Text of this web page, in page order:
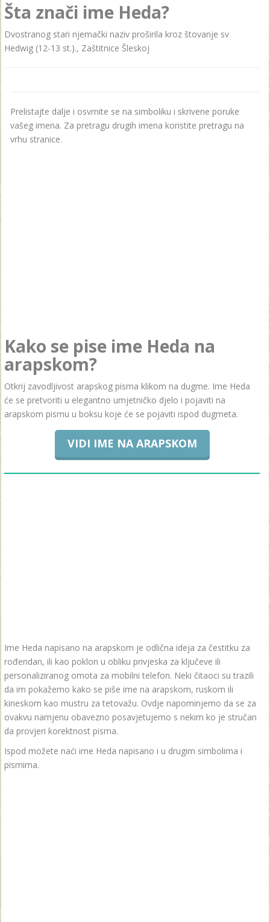
Šta znači ime Heda?
Dvostranog stari njemački naziv proširila kroz štovanje sv
Hedwig (12-13 st.)., Zaštitnice Šleskoj
Prelistajte dalje i osvrnite se na simboliku i skrivene poruke
vašeg imena. Za pretragu drugih imena koristite pretragu na
vrhu stranice.
Kako se pise ime Heda na
arapskom?
Otkrij zavodljivost arapskog pisma klikom na dugme. Ime Heda
će se pretvoriti u elegantno umjetničko djelo i pojaviti na
arapskom pismu u boksu koje će se pojaviti ispod dugmeta.
VIDI IME NA ARAPSKOM
Ime Heda napisano na arapskom je odlična ideja za čestitku za
rođendan, ili kao poklon u obliku privjeska za ključeve ili
personaliziranog omota za mobilni telefon. Neki čitaoci su trazili
da im pokažemo kako se piše ime na arapskom, ruskom ili
kineskom kao mustru za tetovažu. Ovdje napominjemo da se za
ovakvu namjenu obavezno posavjetujemo s nekim ko je stručan
da provjeri korektnost pisma.
Ispod možete naći ime Heda napisano i u drugim simbolima i
pismima.